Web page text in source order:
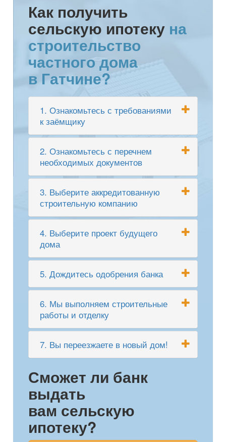
Как получить
сельскую ипотеку на
строительство
частного дома
в Гатчине?
1. Ознакомьтесь с требованиями
к заёмщику
2. Ознакомьтесь с перечнем
необходимых документов
3. Выберите аккредитованную
строительную компанию
4. Выберите проект будущего
дома
5. Дождитесь одобрения банка
6. Мы выполняем строительные
работы и отделку
7. Вы переезжаете в новый дом!
Сможет ли банк
выдать
вам сельскую
ипотеку?